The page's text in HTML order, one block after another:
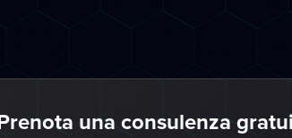
una consulenza